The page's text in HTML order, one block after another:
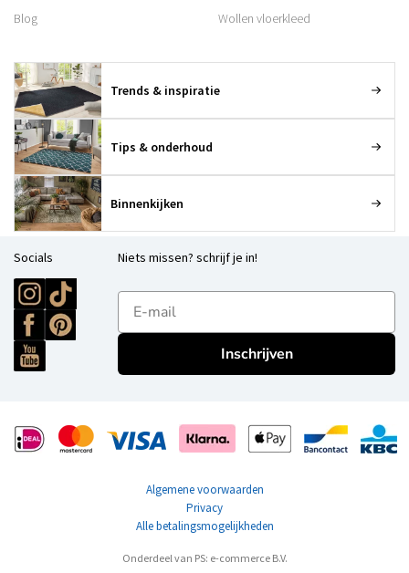
Blog
Wollen vloerkleed
Trends & inspiratie
Tips & onderhoud
Binnenkijken
Socials Niets missen? schrijf je in!
E-mailadres
Inschrijven
Algemene voorwaarden
Privacy
Alle betalingsmogelijkheden
Onderdeel van PS: e-commerce B.V.